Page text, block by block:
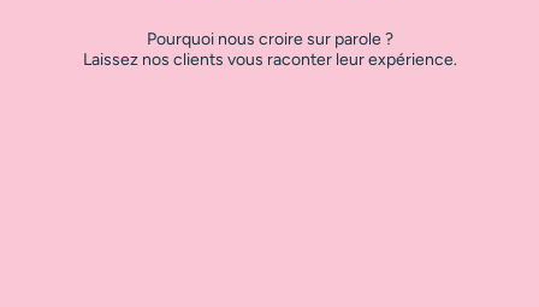
Pourquoi nous croire sur parole ?
Laissez nos clients vous raconter leur expérience.